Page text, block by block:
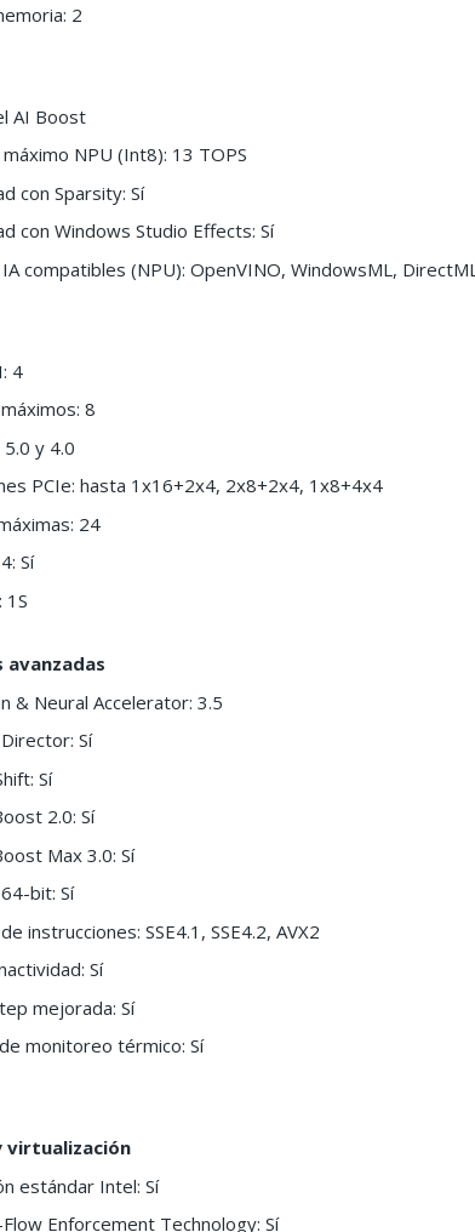
2
AI Boost
NPU (Int8): 13 TOPS
con Sparsity: Sí
con Windows Studio Effects: Sí
compatibles (NPU): OpenVINO, WindowsML,
4
8
y 4.0
PCIe: hasta 1x16+2x4, 2x8+2x4, 1x8+4x4
24
Sí
1S
avanzadas
& Neural Accelerator: 3.5
Sí
Sí
2.0: Sí
Max 3.0: Sí
bit: Sí
instrucciones: SSE4.1, SSE4.2, AVX2
Sí
mejorada: Sí
monitoreo térmico: Sí
virtualización
estándar Intel: Sí
Enforcement Technology: Sí